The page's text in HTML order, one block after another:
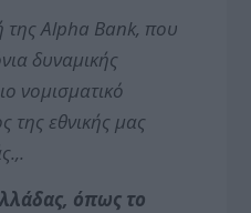
της Alpha Bank, που
δυναμικής
νομισματικό
της εθνικής μας
όπως το